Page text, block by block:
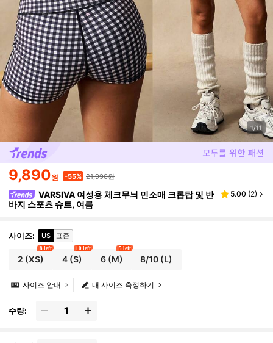
1/11
9,890원 -55% 21,990원
VARSIVA 여성용 체크무늬 민소매 크롭탑 및 반
바지 스포츠 슈트, 여름
5.00 (2)
사이즈: US 표준
2 (XS)
8 left
4(S)
10 left
6(M)
5 left
8/10 (L)
내 사이즈 측정하기
사이즈 안내
수량: